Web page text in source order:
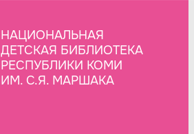
НАЦИОНАЛЬНАЯ
ДЕТСКАЯ БИБЛИОТЕКА
РЕСПУБЛИКИ КОМИ
ИМ. С.Я. МАРШАКА